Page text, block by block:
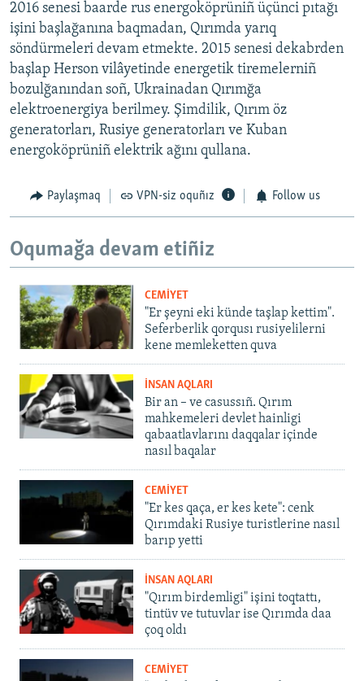
2016 senesi baarde rus energoköprüniñ üçünci pıtağı
işini başlağanına baqmadan, Qırımda yarıq
söndürmeleri devam etmekte. 2015 senesi dekabrden
başlap Herson vilâyetinde energetik tiremelerniñ
bozulğanından soñ, Ukrainadan Qırımğa
elektroenergiya berilmey. Şimdilik, Qırım öz
generatorları, Rusiye generatorları ve Kuban
energoköprüniñ elektrik ağını qullana.
Paylaşmaq VPN-siz oquñız Follow us
Oqumağa devam etiñiz
CEMİYET
"Er şeyni eki künde taşlap kettim".
Seferberlik qorqusı rusiyelilerni
kene memleketten quva
İNSAN AQLARI
Bir an – ve casussıñ. Qırım
mahkemeleri devlet hainligi
qabaatlavlarını daqqalar içinde
nasıl baqalar
CEMİYET
"Er kes qaça, er kes kete": cenk
Qırımdaki Rusiye turistlerine nasıl
barıp yetti
İNSAN AQLARI
"Qırım birdemligi" işini toqtattı,
tintüv ve tutuvlar ise Qırımda daa
çoq oldı
CEMİYET